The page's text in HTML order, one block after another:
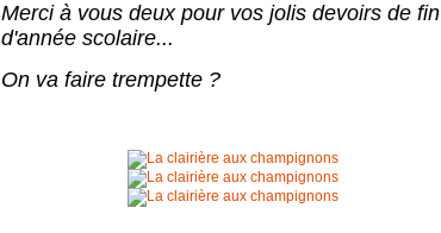
Merci à vous deux pour vos jolis devoirs de fin
d'année scolaire...
On va faire trempette ?